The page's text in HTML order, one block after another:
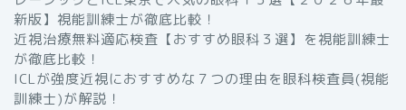
新版】視能訓練士が徹底比較！
近視治療無料適応検査【おすすめ眼科３選】を視能訓練士
が徹底比較！
ICLが強度近視におすすめな７つの理由を眼科検査員(視能
訓練士)が解説！